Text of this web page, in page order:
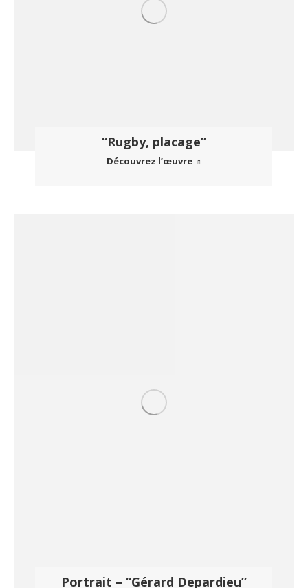
“Rugby, placage”
Découvrez l’œuvre
Portrait – “Gérard Depardieu”